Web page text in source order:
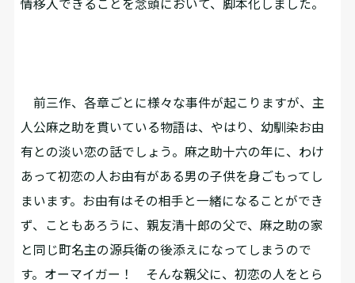
情移入できることを念頭において、脚本化しました。
前三作、各章ごとに様々な事件が起こりますが、主
人公麻之助を貫いている物語は、やはり、幼馴染お由
有との淡い恋の話でしょう。麻之助十六の年に、わけ
あって初恋の人お由有がある男の子供を身ごもってし
まいます。お由有はその相手と一緒になることができ
ず、こともあろうに、親友清十郎の父で、麻之助の家
と同じ町名主の源兵衛の後添えになってしまうので
す。オーマイガー！ そんな親父に、初恋の人をとら